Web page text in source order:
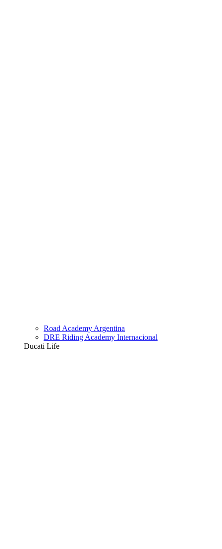
Road Academy Argentina
DRE Riding Academy Internacional
Ducati Life